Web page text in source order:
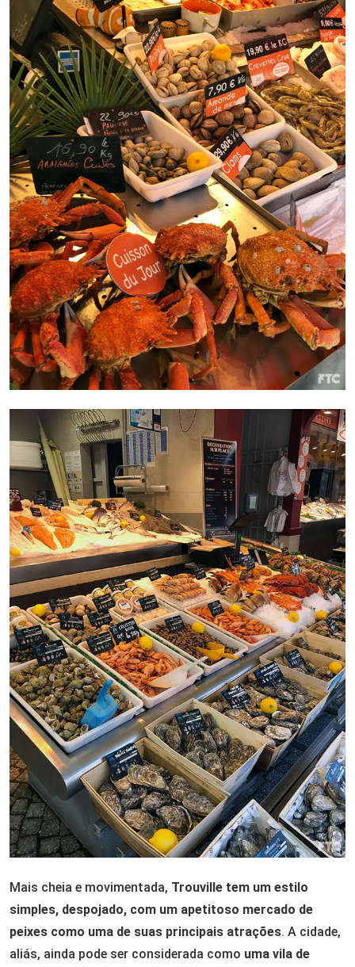
Mais cheia e movimentada, Trouville tem um estilo
simples, despojado, com um apetitoso mercado de
peixes como uma de suas principais atrações. A cidade,
aliás, ainda pode ser considerada como uma vila de